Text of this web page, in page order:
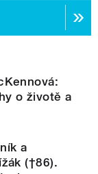
o životě a
a
(†86).